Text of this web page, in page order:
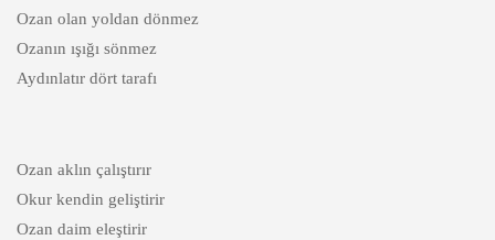
Ozan olan yoldan dönmez
Ozanın ışığı sönmez
Aydınlatır dört tarafı
Ozan aklın çalıştırır
Okur kendin geliştirir
Ozan daim eleştirir